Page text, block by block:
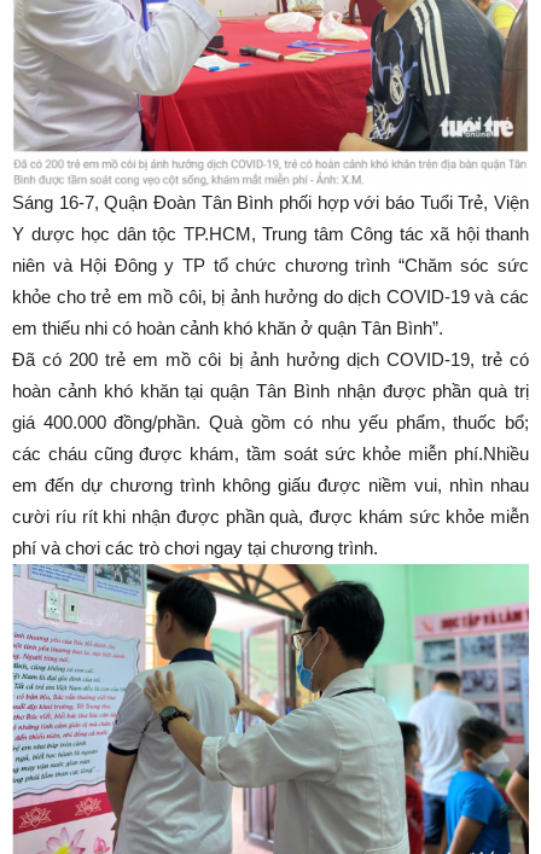
Sáng 16-7, Quận Đoàn Tân Bình phối hợp với báo Tuổi Trẻ, Viện
Y dược học dân tộc TP.HCM, Trung tâm Công tác xã hội thanh
niên và Hội Đông y TP tổ chức chương trình “Chăm sóc sức
khỏe cho trẻ em mồ côi, bị ảnh hưởng do dịch COVID-19 và các
em thiếu nhi có hoàn cảnh khó khăn ở quận Tân Bình”.
Đã có 200 trẻ em mồ côi bị ảnh hưởng dịch COVID-19, trẻ có
hoàn cảnh khó khăn tại quận Tân Bình nhận được phần quà trị
giá 400.000 đồng/phần. Quà gồm có nhu yếu phẩm, thuốc bổ;
các cháu cũng được khám, tầm soát sức khỏe miễn phí.Nhiều
em đến dự chương trình không giấu được niềm vui, nhìn nhau
cười ríu rít khi nhận được phần quà, được khám sức khỏe miễn
phí và chơi các trò chơi ngay tại chương trình.